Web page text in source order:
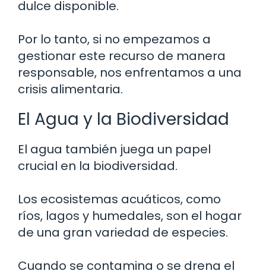
dulce disponible.
Por lo tanto, si no empezamos a
gestionar este recurso de manera
responsable, nos enfrentamos a una
crisis alimentaria.
El Agua y la Biodiversidad
El agua también juega un papel
crucial en la biodiversidad.
Los ecosistemas acuáticos, como
ríos, lagos y humedales, son el hogar
de una gran variedad de especies.
Cuando se contamina o se drena el